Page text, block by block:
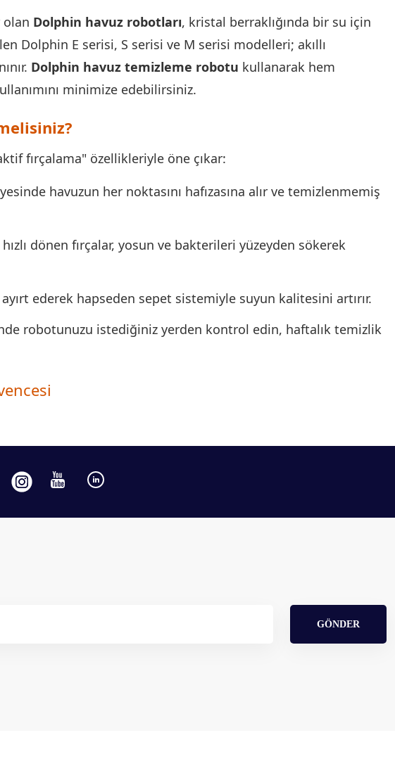
olan Dolphin havuz robotları, kristal berraklığında bir su için
Dolphin E serisi, S serisi ve M serisi modelleri; akıllı
Dolphin havuz temizleme robotu kullanarak hem
minimize edebilirsiniz.
fırçalama" özellikleriyle öne çıkar:
havuzun her noktasını hafızasına alır ve temizlenmemiş
dönen fırçalar, yosun ve bakterileri yüzeyden sökerek
ederek hapseden sepet sistemiyle suyun kalitesini artırır.
robotunuzu istediğiniz yerden kontrol edin, haftalık temizlik
GÖNDER